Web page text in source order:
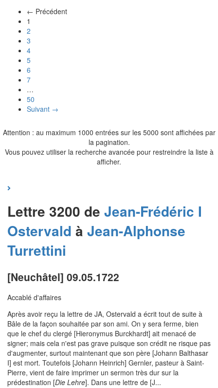
← Précédent
1
2
3
4
5
6
7
…
50
Suivant →
Attention : au maximum 1000 entrées sur les 5000 sont affichées par
la pagination.
Vous pouvez utiliser la recherche avancée pour restreindre la liste à
afficher.
Lettre 3200 de Jean-Frédéric I
Ostervald à Jean-Alphonse
Turrettini
[Neuchâtel] 09.05.1722
Accablé d'affaires
Après avoir reçu la lettre de JA, Ostervald a écrit tout de suite à
Bâle de la façon souhaitée par son ami. On y sera ferme, bien
que le chef du clergé [Hieronymus Burckhardt] ait menacé de
signer; mais cela n'est pas grave puisque son crédit ne risque pas
d'augmenter, surtout maintenant que son père [Johann Balthasar
I] est mort. Toutefois [Johann Heinrich] Gernler, pasteur à Saint-
Pierre, vient de faire imprimer un sermon très dur sur la
prédestination [Die Lehre]. Dans une lettre de [J...